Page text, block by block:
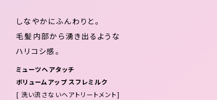
しなやかにふんわりと。
毛髪内部から湧き出るような
ハリコシ感。
ミューツヘアタッチ
ボリュームアップ スフレミルク
[ 洗い流さないヘアトリートメント]